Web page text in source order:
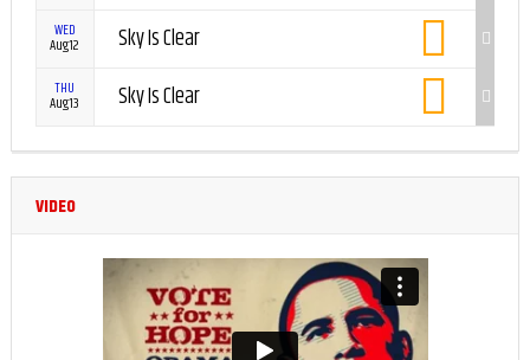
WED
Aug12 Sky Is Clear
THU
Aug13 Sky Is Clear
VIDEO